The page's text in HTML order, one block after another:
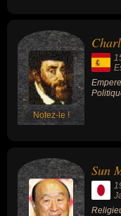
Notez-le !
Sun